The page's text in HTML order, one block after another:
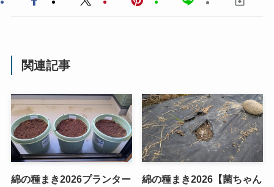
関連記事
綿の種まき2026プランター
綿の種まき2026【菌ちゃん